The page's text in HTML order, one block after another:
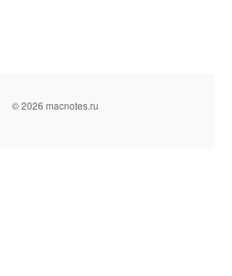
© 2026 macnotes.ru